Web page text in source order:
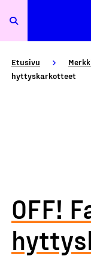
Etusivu
hyttyskarkotteet
OFF!